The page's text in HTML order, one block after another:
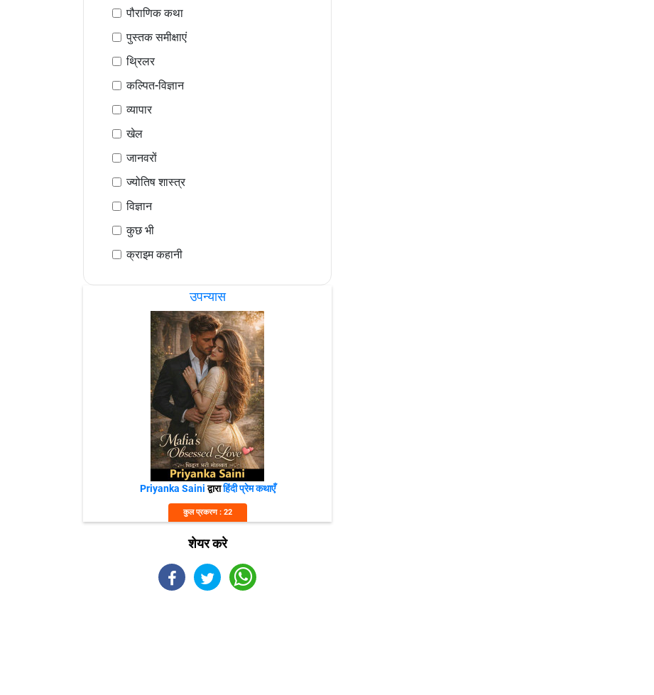
पौराणिक कथा
पुस्तक समीक्षाएं
थ्रिलर
कल्पित-विज्ञान
व्यापार
खेल
जानवरों
ज्योतिष शास्त्र
विज्ञान
कुछ भी
क्राइम कहानी
उपन्यास
Priyanka Sainiद्वाराहिंदी प्रेम कथाएँ
कुल प्रकरण : 22
शेयर करे